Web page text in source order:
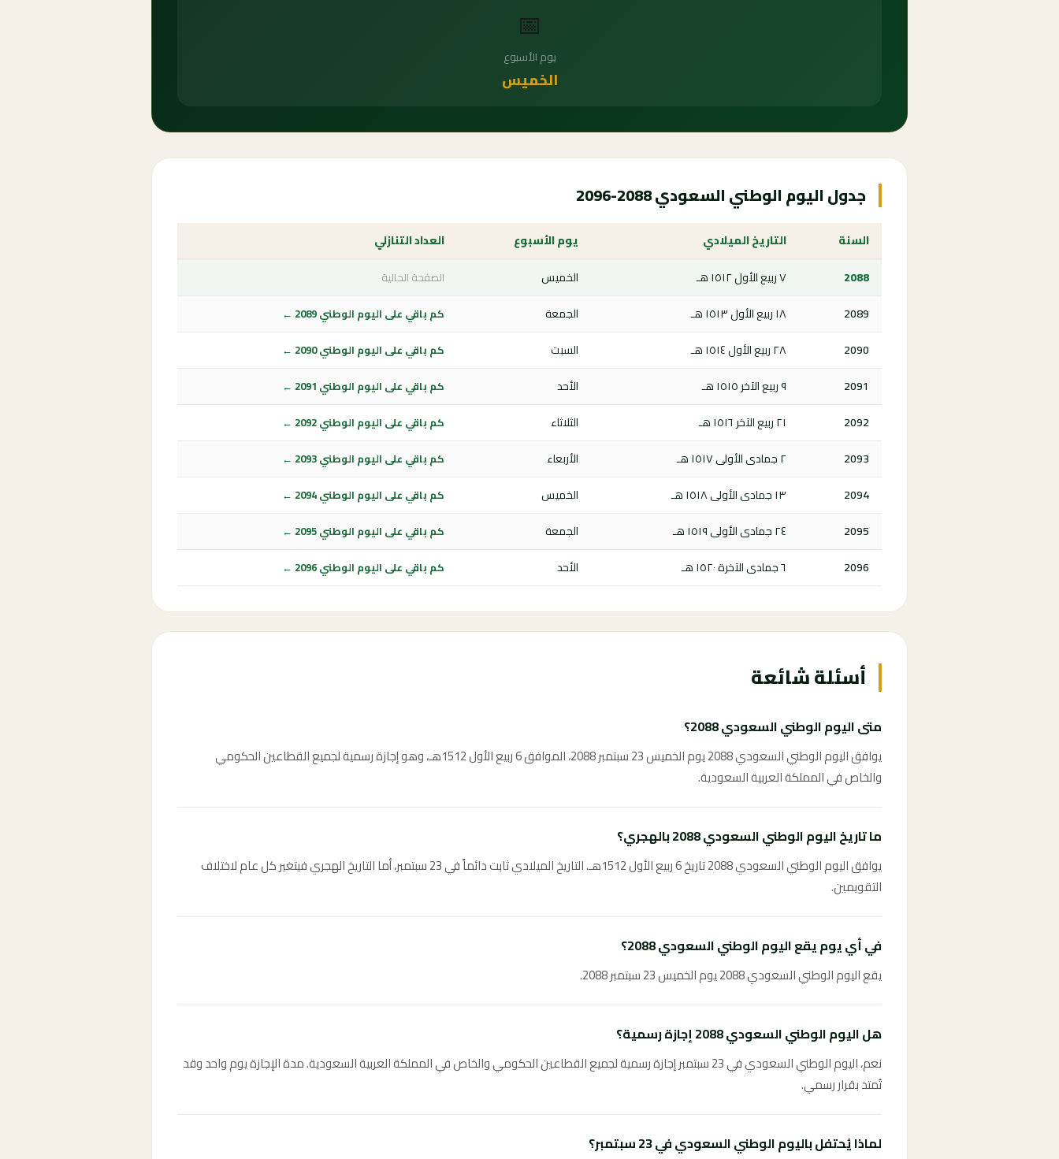
📅
يوم الأسبوع
الخميس
جدول اليوم الوطني السعودي 2088-2096
السنة التاريخ الميلادي يوم الأسبوع
العداد التنازلي
2088
٧ ربيع الأول ١٥١٢ هـ الخميس الصفحة الحالية
2089 ١٨ ربيع الأول ١٥١٣ هـ الجمعة كم باقي على اليوم الوطني 2089 ←
2090 ٢٨ ربيع الأول ١٥١٤ هـ السبت كم باقي على اليوم الوطني 2090 ←
2091 ٩ ربيع الآخر ١٥١٥ هـ الأحد كم باقي على اليوم الوطني 2091 ←
2092 ٢١ ربيع الآخر ١٥١٦ هـ الثلاثاء كم باقي على اليوم الوطني 2092 ←
2093 ٢ جمادى الأولى ١٥١٧ هـ الأربعاء كم باقي على اليوم الوطني 2093 ←
2094 ١٣ جمادى الأولى ١٥١٨ هـ الخميس كم باقي على اليوم الوطني 2094 ←
2095 ٢٤ جمادى الأولى ١٥١٩ هـ الجمعة كم باقي على اليوم الوطني 2095 ←
2096 ٦ جمادى الآخرة ١٥٢٠ هـ الأحد كم باقي على اليوم الوطني 2096 ←
أسئلة شائعة
متى اليوم الوطني السعودي 2088؟
يوافق اليوم الوطني السعودي 2088 يوم الخميس 23 سبتمبر 2088، الموافق 6 ربيع الأول 1512هـ، وهو إجازة رسمية لجميع القطاعين الحكومي
والخاص في المملكة العربية السعودية.
ما تاريخ اليوم الوطني السعودي 2088 بالهجري؟
يوافق اليوم الوطني السعودي 2088 تاريخ 6 ربيع الأول 1512هـ. التاريخ الميلادي ثابت دائماً في 23 سبتمبر، أما التاريخ الهجري فيتغير كل عام لاختلاف
التقويمين.
في أي يوم يقع اليوم الوطني السعودي 2088؟
يقع اليوم الوطني السعودي 2088 يوم الخميس 23 سبتمبر 2088.
هل اليوم الوطني السعودي 2088 إجازة رسمية؟
نعم، اليوم الوطني السعودي في 23 سبتمبر إجازة رسمية لجميع القطاعين الحكومي والخاص في المملكة العربية السعودية. مدة الإجازة يوم واحد وقد
تُمتد بقرار رسمي.
لماذا يُحتفل باليوم الوطني السعودي في 23 سبتمبر؟